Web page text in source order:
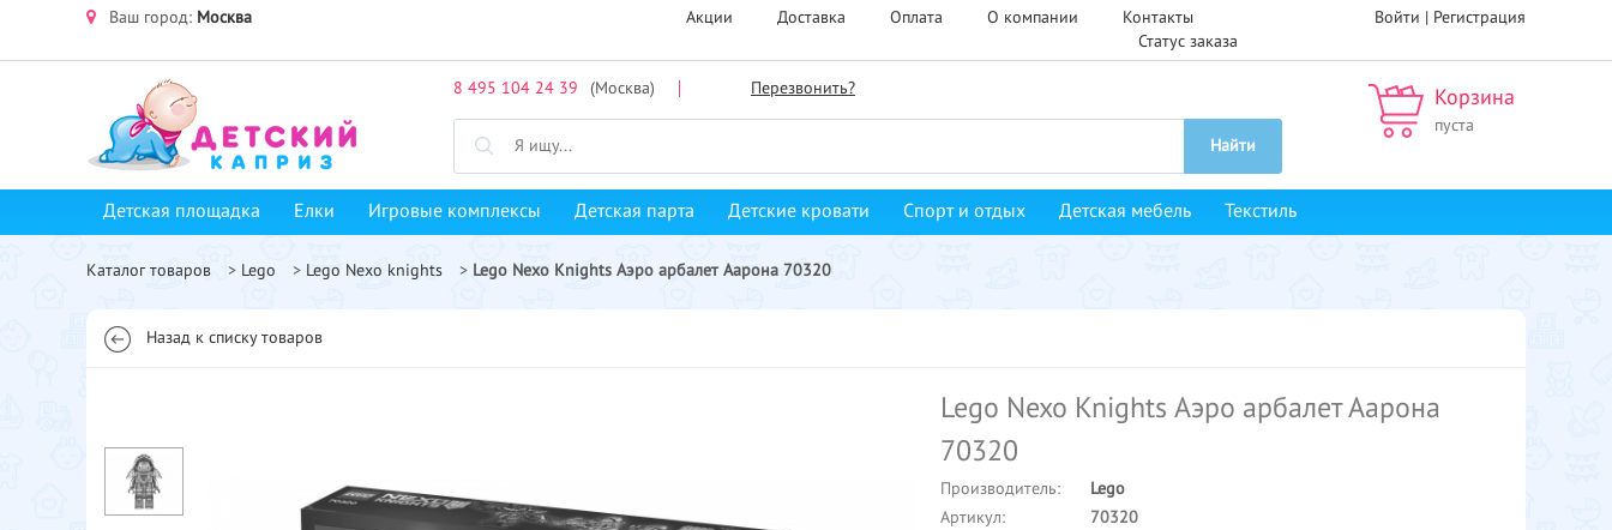
Ваш город: Москва Акции Доставка Оплата О компании
Контакты
Статус заказа
Войти | Регистрация
8 495 104 24 39 (Москва) Перезвонить?
Найти
Корзина
пуста
Детская площадка Елки Игровые комплексы Детская парта Детские кровати Спорт и отдых Детская мебель Текстиль
Каталог товаров > Lego > Lego Nexo knights > Lego Nexo Knights Аэро арбалет Аарона 70320
Назад к списку товаров
Lego Nexo Knights Аэро арбалет Аарона
70320
Производитель:
Lego
Артикул:
70320